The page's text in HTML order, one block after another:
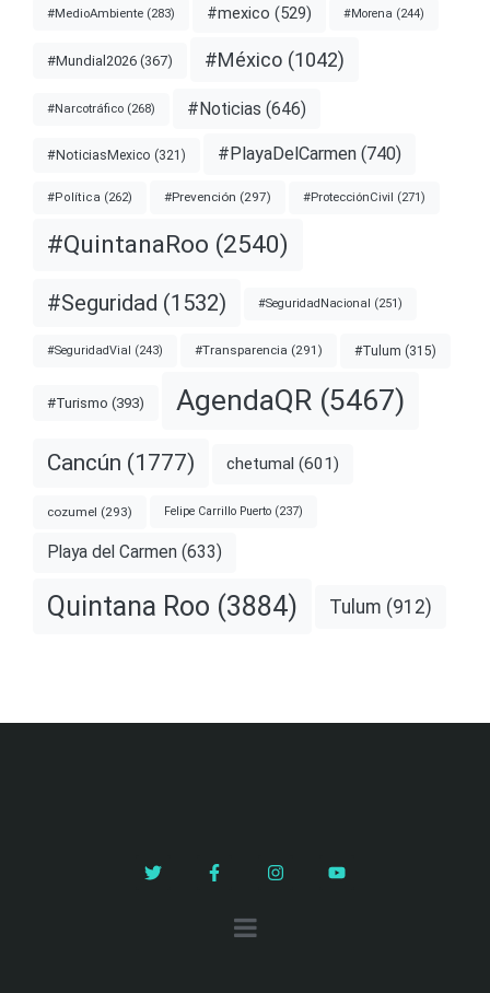
#MedioAmbiente (283) #mexico (529) #Morena (244)
#Mundial2026 (367) #México (1042)
#Narcotráfico (268) #Noticias (646)
#NoticiasMexico (321) #PlayaDelCarmen (740)
#Política (262) #Prevención (297) #ProtecciónCivil (271)
#QuintanaRoo (2540)
#Seguridad (1532) #SeguridadNacional (251)
#SeguridadVial (243) #Transparencia (291) #Tulum (315)
#Turismo (393) AgendaQR (5467)
Cancún (1777) chetumal (601)
cozumel (293) Felipe Carrillo Puerto (237)
Playa del Carmen (633)
Quintana Roo (3884) Tulum (912)